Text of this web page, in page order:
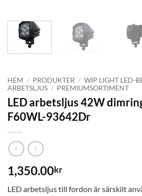
HEM / PRODUKTER / WIP LIGHT LED-
ARBETSLJUS / PREMIUMSORTIMENT
LED arbetsljus 42W
F60WL-93642Dr
1,350.00kr
LED arbetsljus till fordon är särskilt